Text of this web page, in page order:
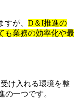
が、 D＆I推進の
も業務の効率化や最
け入れる環境を整
の一つです。